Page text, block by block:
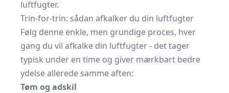
luftfugter.
Trin-for-trin: sådan afkalker du din luftfugter
Følg denne enkle, men grundige proces, hver
gang du vil afkalke din luftfugter - det tager
typisk under en time og giver mærkbart bedre
ydelse allerede samme aften:
Tøm og adskil